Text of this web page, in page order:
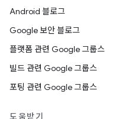
Android 블로그
Google 보안 블로그
플랫폼 관련 Google 그룹스
빌드 관련 Google 그룹스
포팅 관련 Google 그룹스
도움받기